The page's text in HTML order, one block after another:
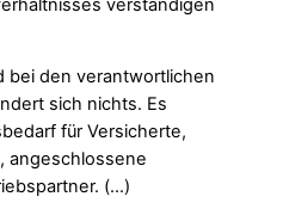
verständigen
bei den verantwortlichen
sich nichts. Es
für Versicherte,
angeschlossene
(…)